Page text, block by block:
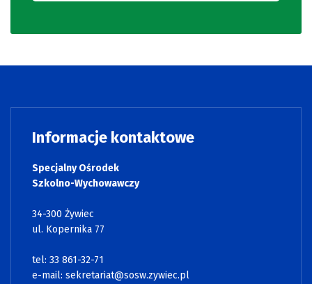
Informacje kontaktowe
Specjalny Ośrodek
Szkolno-Wychowawczy
34-300 Żywiec
ul. Kopernika 77
tel: 33 861-32-71
e-mail: sekretariat@sosw.zywiec.pl